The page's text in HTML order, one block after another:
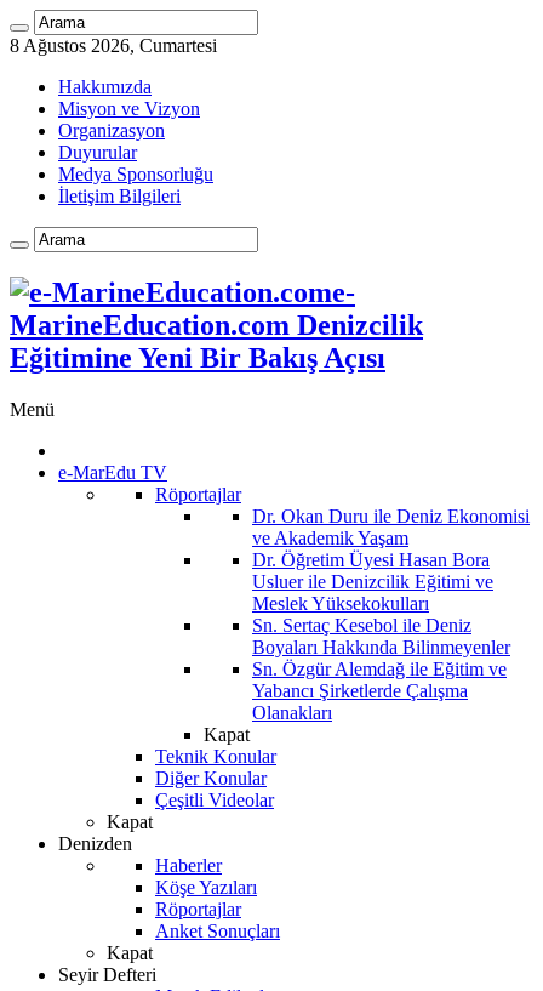
8 Ağustos 2026, Cumartesi
Hakkımızda
Misyon ve Vizyon
Organizasyon
Duyurular
Medya Sponsorluğu
İletişim Bilgileri
e-
MarineEducation.com Denizcilik
Eğitimine Yeni Bir Bakış Açısı
Menü
e-MarEdu TV
Röportajlar
Dr. Okan Duru ile Deniz Ekonomisi
ve Akademik Yaşam
Dr. Öğretim Üyesi Hasan Bora
Usluer ile Denizcilik Eğitimi ve
Meslek Yüksekokulları
Sn. Sertaç Kesebol ile Deniz
Boyaları Hakkında Bilinmeyenler
Sn. Özgür Alemdağ ile Eğitim ve
Yabancı Şirketlerde Çalışma
Olanakları
Kapat
Teknik Konular
Diğer Konular
Çeşitli Videolar
Kapat
Denizden
Haberler
Köşe Yazıları
Röportajlar
Anket Sonuçları
Kapat
Seyir Defteri